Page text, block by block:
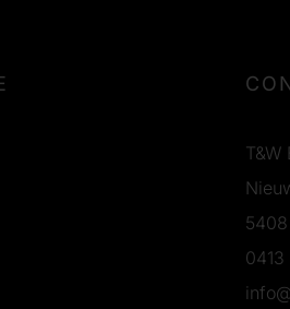
T&W
0413